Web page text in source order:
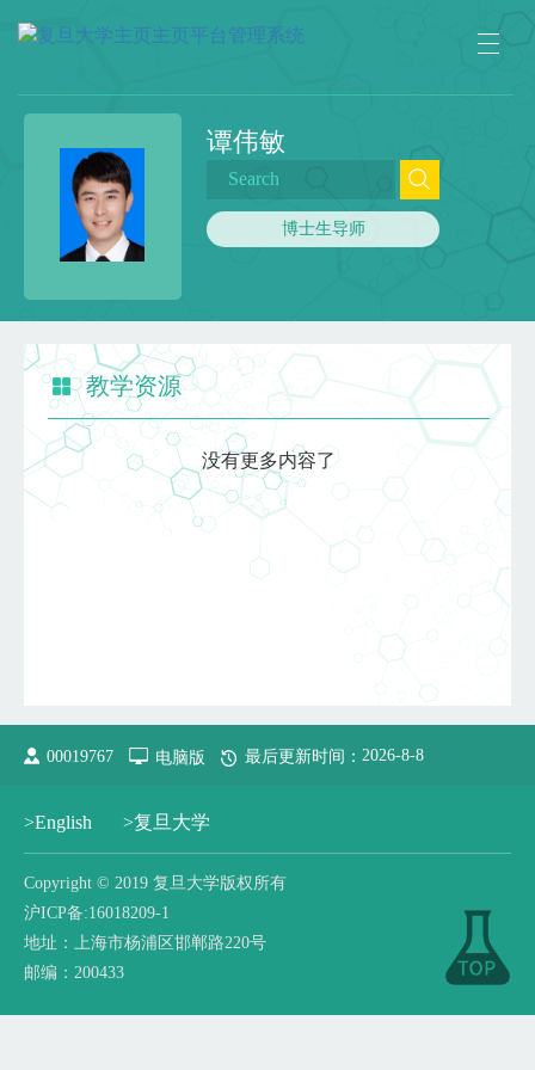
谭伟敏
博士生导师
教学资源
没有更多内容了
00019767 电脑版 最后更新时间： 2026-8-8
>English >复旦大学
​Copyright © 2019 复旦大学版权所有
沪ICP备:16018209-1
地址：上海市杨浦区邯郸路220号
邮编：200433